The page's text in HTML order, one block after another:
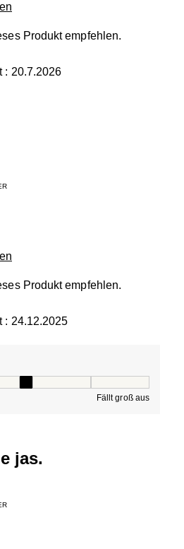
Produkt empfehlen.
: 20.7.2026
Produkt empfehlen.
: 24.12.2025
Fällt groß aus
jas.